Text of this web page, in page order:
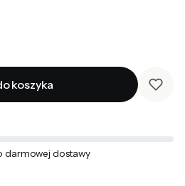
koszyka
darmowej dostawy